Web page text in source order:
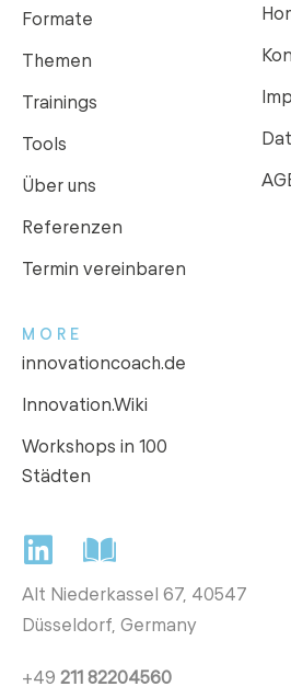
Formate
Themen
Trainings
Tools
Über uns
Referenzen
Termin vereinbaren
MORE
innovationcoach.de
Innovation.Wiki
Workshops in 100
Städten
Alt Niederkassel 67, 40547
Düsseldorf, Germany
+49 211 82204560